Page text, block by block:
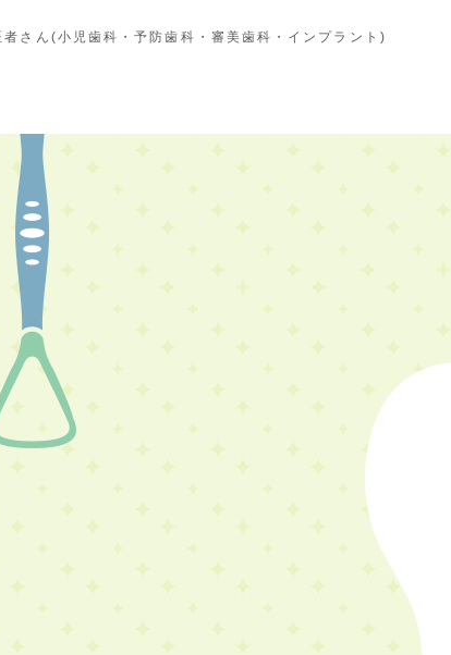
さん(小児歯科・予防歯科・審美歯科・インプラント)